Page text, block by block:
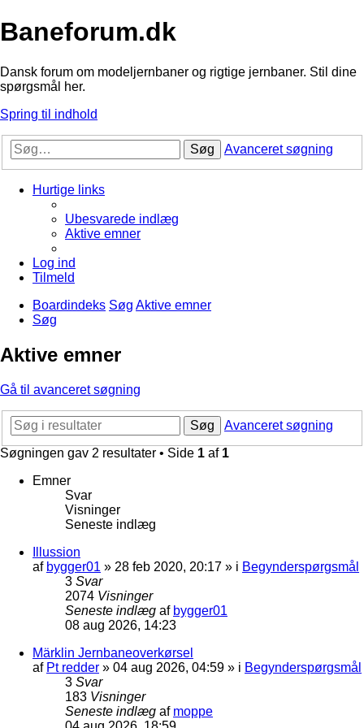
Baneforum.dk
Dansk forum om modeljernbaner og rigtige jernbaner. Stil dine
spørgsmål her.
Spring til indhold
Søg Avanceret søgning
Hurtige links
Ubesvarede indlæg
Aktive emner
Log ind
Tilmeld
Boardindeks Søg Aktive emner
Søg
Aktive emner
Gå til avanceret søgning
Søg
Avanceret søgning
Søgningen gav 2 resultater • Side 1 af 1
Emner
Svar
Visninger
Seneste indlæg
Illussion
af bygger01 » 28 feb 2020, 20:17 » i Begynderspørgsmål
3 Svar
2074 Visninger
Seneste indlæg af bygger01
08 aug 2026, 14:23
Märklin Jernbaneoverkørsel
af Pt redder » 04 aug 2026, 04:59 » i Begynderspørgsmål
3 Svar
183 Visninger
Seneste indlæg af moppe